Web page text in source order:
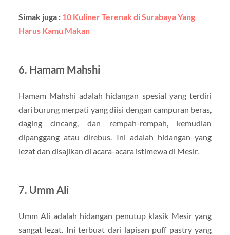
Simak juga : 10 Kuliner Terenak di Surabaya Yang
Harus Kamu Makan
6. Hamam Mahshi
Hamam Mahshi adalah hidangan spesial yang terdiri
dari burung merpati yang diisi dengan campuran beras,
daging cincang, dan rempah-rempah, kemudian
dipanggang atau direbus. Ini adalah hidangan yang
lezat dan disajikan di acara-acara istimewa di Mesir.
7. Umm Ali
Umm Ali adalah hidangan penutup klasik Mesir yang
sangat lezat. Ini terbuat dari lapisan puff pastry yang